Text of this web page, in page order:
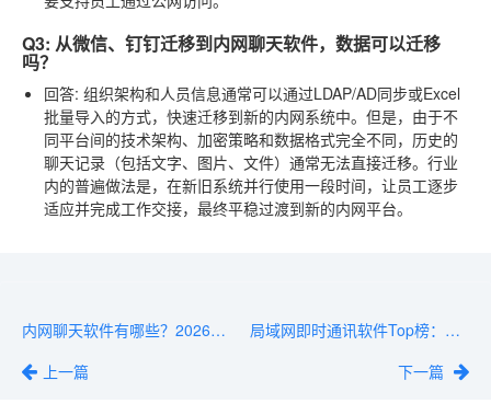
Q3: 从微信、钉钉迁移到内网聊天软件，数据可以迁移
吗？
回答: 组织架构和人员信息通常可以通过LDAP/AD同步或Excel
批量导入的方式，快速迁移到新的内网系统中。但是，由于不
同平台间的技术架构、加密策略和数据格式完全不同，历史的
聊天记录（包括文字、图片、文件）通常无法直接迁移。行业
内的普遍做法是，在新旧系统并行使用一段时间，让员工逐步
适应并完成工作交接，最终平稳过渡到新的内网平台。
内网聊天软件有哪些？2026年值得关注的方案
上一篇
局域网即时通讯软件Top榜：2026年热门产品横向对比
下一篇